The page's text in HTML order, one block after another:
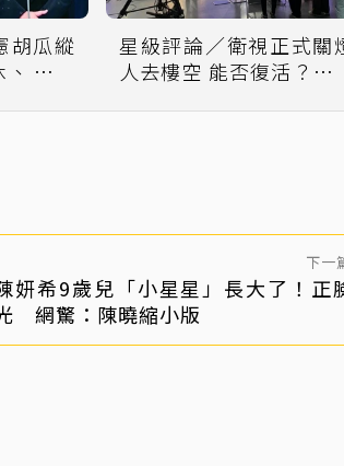
胡瓜縱
交棒
星級評論／衛視正式關
人去樓空 能否復活？就看
下一
妍希9歲兒「小星星」長大了！正
網驚：陳曉縮小版